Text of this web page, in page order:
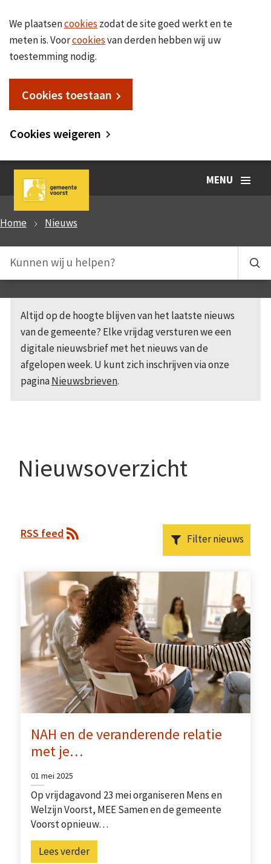
We plaatsencookies zodat de site goed werkt en te
meten is. Voorcookiesvan derden hebben wij uw
toestemming nodig.
Cookies toestaan
Cookies weigeren
MENU
Home Nieuws
Altijd op de hoogte blijven van het laatste nieuws
van de gemeente? Elke vrijdag versturen we een
digitale nieuwsbrief met het nieuws van de
afgelopen week. U kunt zich inschrijven via onze
paginaNieuwsbrieven.
Nieuwsoverzicht
RSS feed Filter nieuws
NAH en de veranderende relatie
met je…
01 mei 2025
Op vrijdagavond 23 mei organiseren Mens en
Welzijn Voorst, MEE Samen en de gemeente
Voorst opnieuw…
Lees verder